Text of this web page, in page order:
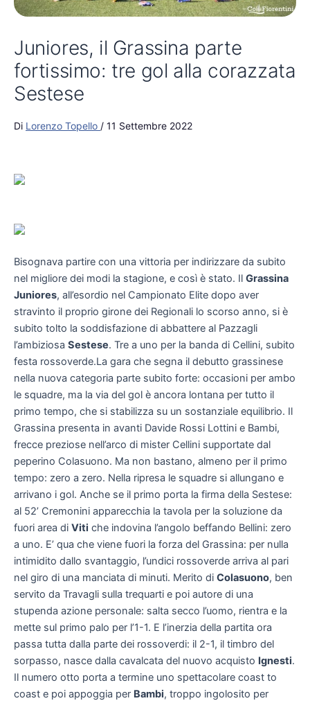
Juniores, il Grassina parte
fortissimo: tre gol alla corazzata
Sestese
Di Lorenzo Topello / 11 Settembre 2022
Bisognava partire con una vittoria per indirizzare da subito
nel migliore dei modi la stagione, e così è stato. Il Grassina
Juniores, all’esordio nel Campionato Elite dopo aver
stravinto il proprio girone dei Regionali lo scorso anno, si è
subito tolto la soddisfazione di abbattere al Pazzagli
l’ambiziosa Sestese. Tre a uno per la banda di Cellini, subito
festa rossoverde.La gara che segna il debutto grassinese
nella nuova categoria parte subito forte: occasioni per ambo
le squadre, ma la via del gol è ancora lontana per tutto il
primo tempo, che si stabilizza su un sostanziale equilibrio. Il
Grassina presenta in avanti Davide Rossi Lottini e Bambi,
frecce preziose nell’arco di mister Cellini supportate dal
peperino Colasuono. Ma non bastano, almeno per il primo
tempo: zero a zero. Nella ripresa le squadre si allungano e
arrivano i gol. Anche se il primo porta la firma della Sestese:
al 52’ Cremonini apparecchia la tavola per la soluzione da
fuori area di Viti che indovina l’angolo beffando Bellini: zero
a uno. E’ qua che viene fuori la forza del Grassina: per nulla
intimidito dallo svantaggio, l’undici rossoverde arriva al pari
nel giro di una manciata di minuti. Merito di Colasuono, ben
servito da Travagli sulla trequarti e poi autore di una
stupenda azione personale: salta secco l’uomo, rientra e la
mette sul primo palo per l’1-1. E l’inerzia della partita ora
passa tutta dalla parte dei rossoverdi: il 2-1, il timbro del
sorpasso, nasce dalla cavalcata del nuovo acquisto Ignesti.
Il numero otto porta a termine uno spettacolare coast to
coast e poi appoggia per Bambi, troppo ingolosito per